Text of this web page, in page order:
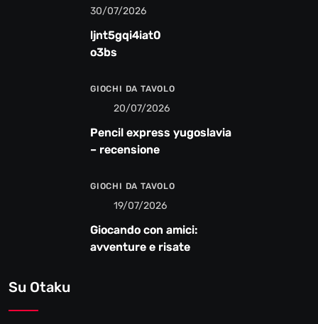
30/07/2026
ljnt5gqi4iat0
o3bs
GIOCHI DA TAVOLO
20/07/2026
Pencil express yugoslavia
– recensione
GIOCHI DA TAVOLO
19/07/2026
Giocando con amici:
avventure e risate
Su Otaku